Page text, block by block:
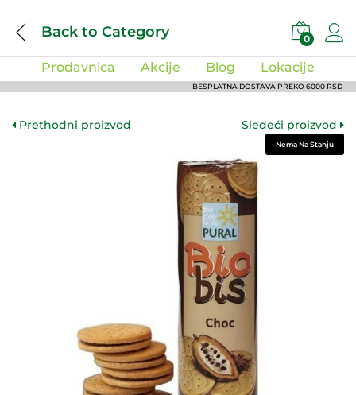
Back to Category 0
Prodavnica Akcije Blog Lokacije
BESPLATNA DOSTAVA PREKO 6000 RSD
Prethodni proizvod Sledeći proizvod
Nema Na Stanju